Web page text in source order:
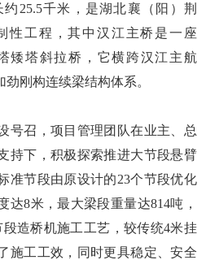
千米，是湖北襄（阳）荆
性工程，其中汉江主桥是一座
塔矮塔斜拉桥，它横跨汉江主航
刚构连续梁结构体系。
召，项目管理团队在业主、总
持下，积极探索推进大节段悬臂
准节段由原设计的23个节段优化
达8米，最大梁段重量达814吨，
造桥机施工工艺，较传统4米挂
施工工效，同时更具稳定、安全